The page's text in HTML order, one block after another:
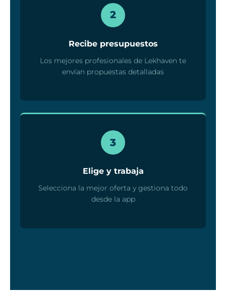
2
Recibe presupuestos
Los mejores profesionales de Lekhaven te
envían propuestas detalladas
3
Elige y trabaja
Selecciona la mejor oferta y gestiona todo
desde la app